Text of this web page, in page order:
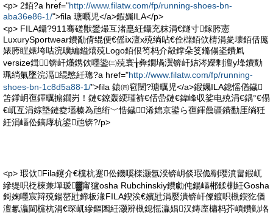
<p> 2銆?a href="http://www.filatw.com/fp/running-shoes-bn-
aba36e86-1/">fila 瑭曞児</a>鍜孎ILA</p>
<p> FILA鑷?911骞磋獣鐢熶互渚嗭紝鑷充粖涓€鐩寸鎵胯憲
LuxurySportwear鐨勫偝绲便€傜ⅸ澶х殑绱呫€佺櫧銆佽棈涓夎壊銆佸厖
婊胯睈婊垮咕浣曠編鎰熺殑Logo銆佷笉杩介毃鐣朵笅鏅傝垐鐨凮
versize鍓锛屽爡鎸佽嚜鍌㈢殑寰╁彜鐗堝瀷锛屽姞涔嬫剰澶у埄鐨勯
珮绱氭墜浣滆绲憋紝璁?a href="http://www.filatw.com/fp/running-
shoes-bn-1c8d5a88-1/">fila 鎱㈣窇闉?瑭曞児</a>鍜孎ILA鎴愮偤鐬
笘鐣岄亱鍕曞搧鐗岃！鏈€鐐轰綆瑾裤€佸嵒鏈€鍏峰収娑电殑涓€鍝°€傝
€屼互涓婃墍鏈夌壒榛為兘绗﹀悎鐬浠婂京鍙ら亱鍕曟疆鐨勫厓绱狅
紝涓嶇伀鎬庨杭鍙兘锛?/p>
<p> 瑕佽Fila鑳介€欓杭蹇伀鐖嗘檪灏氬湀锛岄倓瑕佹劅璎濆畠鍜屼
縿缇呮柉楝兼墠瑷▓甯獹osha Rubchinskiy鐨勮伅鍚嶇郴鍒楋紝Gosha
鎶婅嚜宸辩殑鍚嶅瓧鍗板湪FILA鍥涘€嬪瓧涓嬮潰锛屽儏鍍呮槸鍥犵偤
澶氱灜閫欓杭涓€琛屼縿鏂囷紝灏辨槸鎴愮灜娼汉鏄庢槦杩芥崸鐨勭垎